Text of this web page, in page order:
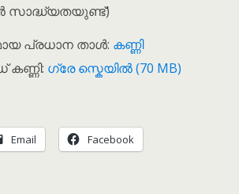
സാദ്ധ്യതയുണ്ട്)
പ്രധാന താൾ: കണ്ണി
ഗ്രേ സ്കെയിൽ (70 MB)
Email Facebook